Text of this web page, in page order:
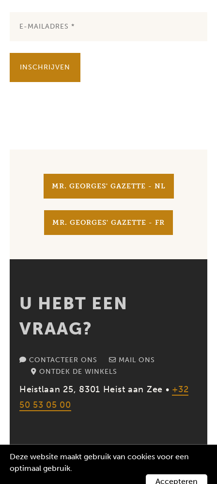
Deze website maakt gebruik van cookies voor een
optimaal gebruik.
Accepteren
INSCHRIJVEN
MR. GEORGES' GAZETTE - NL
MR. GEORGES' GAZETTE - FR
U HEBT EEN
VRAAG?
CONTACTEER ONS
MAIL ONS
ONTDEK DE WINKELS
Heistlaan 25, 8301 Heist aan Zee • +32
50 53 05 00
2026 MR. GEORGES | BE 0687573612 | ALGEMENE
VOORWAARDEN